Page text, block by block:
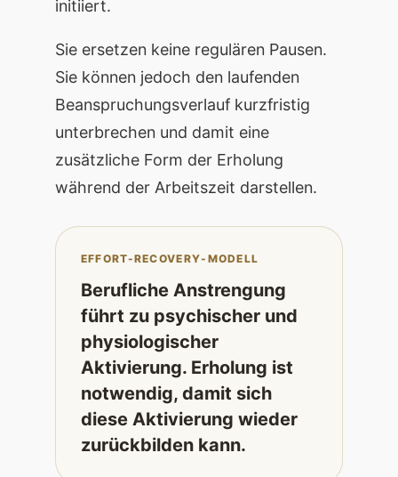
initiiert.
Sie ersetzen keine regulären Pausen.
Sie können jedoch den laufenden
Beanspruchungsverlauf kurzfristig
unterbrechen und damit eine
zusätzliche Form der Erholung
während der Arbeitszeit darstellen.
EFFORT-RECOVERY-MODELL
Berufliche Anstrengung
führt zu psychischer und
physiologischer
Aktivierung. Erholung ist
notwendig, damit sich
diese Aktivierung wieder
zurückbilden kann.